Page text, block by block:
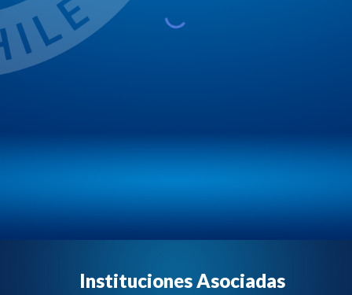
Instituciones Asociadas